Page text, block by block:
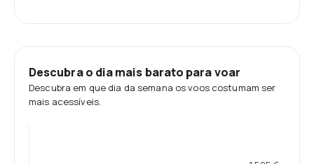
Descubra o dia mais barato para voar
Descubra em que dia da semana os voos costumam ser
mais acessíveis.